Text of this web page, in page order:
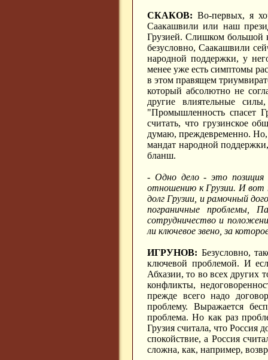
СКАКОВ: Во-первых, я
Саакашвили или наш
Грузией. Слишком большой
безусловно, Саакашвили
народной поддержки, у
менее уже есть симптомы
в этом правящем
который абсолютно не
другие влиятельные
"Промышленность спасет
считать, что грузинское
думаю, преждевременно.
мандат народной
бланш.
- Одно дело - это позиция
отношению к Грузии. И вот
долг Грузии, и рамочный
пограничные проблемы,
сотрудничество и
ли ключевое звено, за
ИГРУНОВ: Безусловно,
ключевой проблемой. И
Абхазии, то во всех других
конфликты,
прежде всего надо
проблему. Выражается
проблема. Но как раз
Грузия считала, что Россия
спокойствие, а Россия
сложна, как, например,